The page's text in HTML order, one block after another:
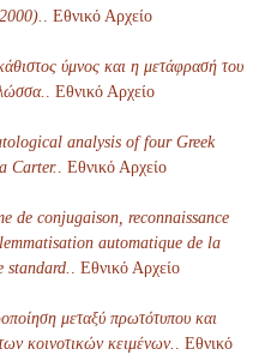
. Εθνικό Αρχείο
ύμνος και η μετάφρασή του
. Εθνικό Αρχείο
analysis of four Greek
Carter. . Εθνικό Αρχείο
de conjugaison, reconnaissance
automatique de la
standard.
. Εθνικό Αρχείο
μεταξύ πρωτότυπου και
κοινοτικών κειμένων.
. Εθνικό